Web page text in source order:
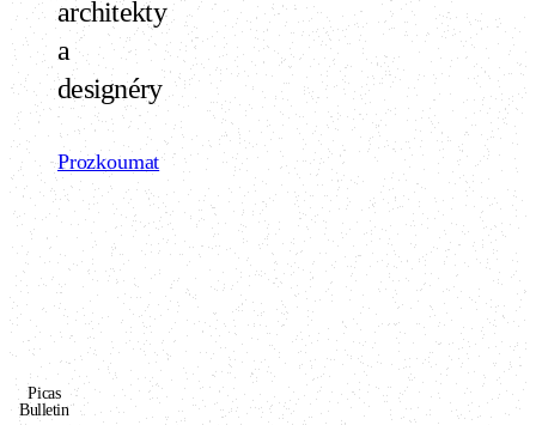
architekty
a
designéry
Prozkoumat
Picas
Bulletin